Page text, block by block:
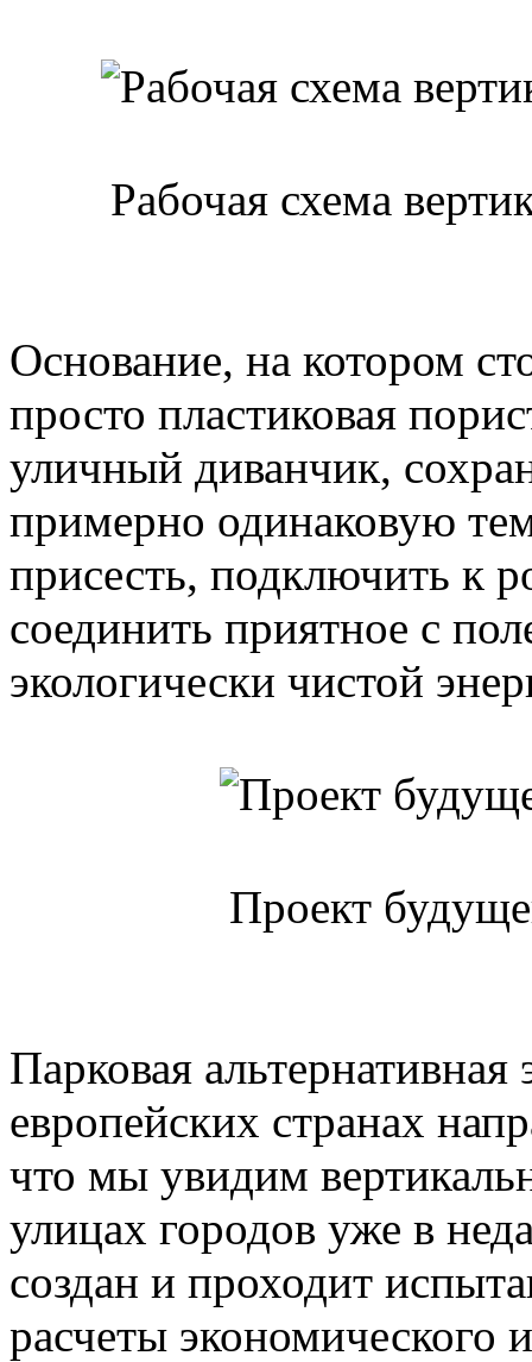
Рабочая схема
Основание, на котором
просто пластиковая
уличный диванчик,
примерно одинаковую
присесть, подключить к
соединить приятное с
экологически чистой
Проект
Парковая
европейских странах
что мы увидим
улицах городов уже в
создан и проходит
расчеты экономического